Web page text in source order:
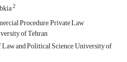
2
Procedure, Private Law
of Tehran
and Political Science, University of